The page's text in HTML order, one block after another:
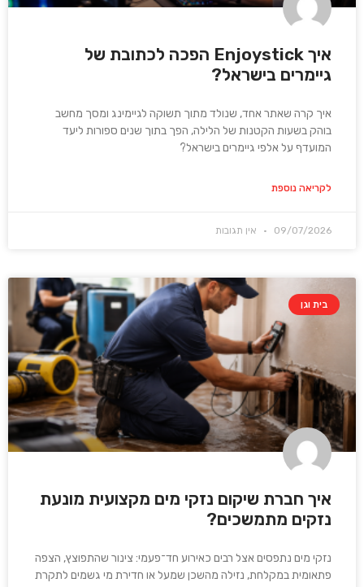
איך Enjoystick הפכה לכתובת של
גיימרים בישראל?
איך קרה שאתר אחד, שנולד מתוך תשוקה לגיימינג ומסך מחשב
בוהק בשעות הקטנות של הלילה, הפך בתוך שנים ספורות ליעד
המועדף על אלפי גיימרים בישראל?
לקריאה נוספת
09/07/2026 אין תגובות
בית וגן
איך חברת שיקום נזקי מים מקצועית מונעת
נזקים מתמשכים?
נזקי מים נתפסים אצל רבים כאירוע חד־פעמי: צינור שהתפוצץ, הצפה
פתאומית במקלחת, נזילה מהשכן שמעל או חדירת מי גשמים לתקרת